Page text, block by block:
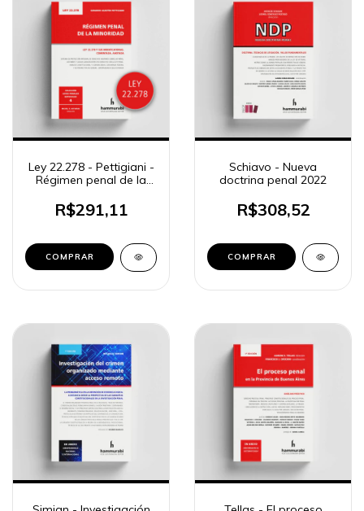
Ley 22.278 - Pettigiani -
Régimen penal de la
R$291,11
COMPRAR
Schiavo - Nueva
doctrina penal 2022
R$308,52
COMPRAR